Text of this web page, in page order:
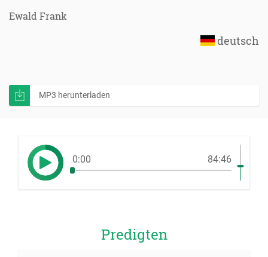
Ewald Frank
deutsch
MP3 herunterladen
0:00 84:46
Predigten